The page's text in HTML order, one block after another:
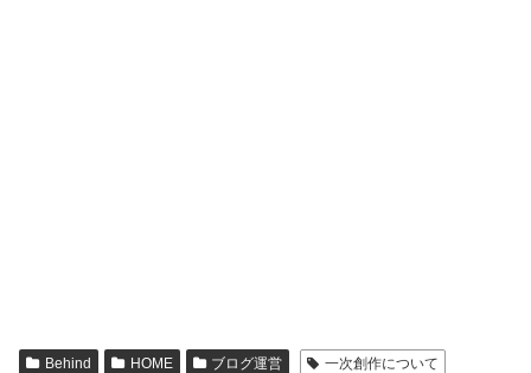
Behind HOME ブログ運営
一次創作について